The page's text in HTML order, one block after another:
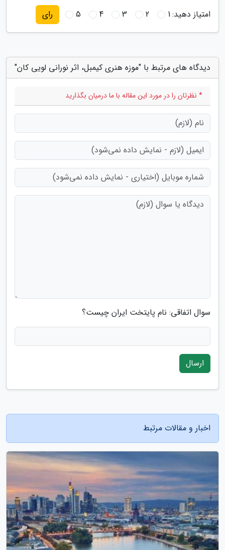
امتیاز دهید:1
2
3
4
5 رای
دیدگاه های مرتبط با "موزه هنری کیمبل، اثر نورانی لویی کان"
* نظرتان را در مورد این مقاله با ما درمیان بگذارید
سوال اتفاقی: نام پایتخت ایران چیست؟
ارسال
اخبار و مقالات مرتبط